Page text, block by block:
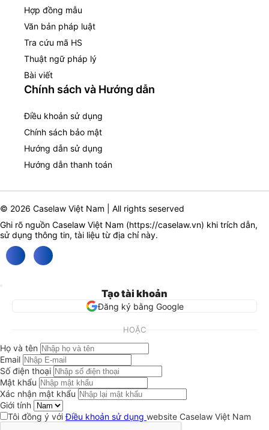
Hợp đồng mẫu
Văn bản pháp luật
Tra cứu mã HS
Thuật ngữ pháp lý
Bài viết
Chính sách và Hướng dẫn
Điều khoản sử dụng
Chính sách bảo mật
Hướng dẫn sử dụng
Hướng dẫn thanh toán
© 2026 Caselaw Việt Nam | All rights seserved
Ghi rõ nguồn Caselaw Việt Nam (https://caselaw.vn) khi trích dẫn,
sử dụng thông tin, tài liệu từ địa chỉ này.
Tạo tài khoản
Đăng ký bằng Google
HOẶC
Họ và tên
Email
Số điện thoại
Mật khẩu
Xác nhận mật khẩu
Giới tính
Tôi đồng ý vớiĐiều khoản sử dụng website Caselaw Việt Nam